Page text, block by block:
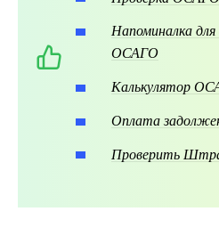
Напоминалка
ОСАГО
Калькулятор
Оплата
Проверить